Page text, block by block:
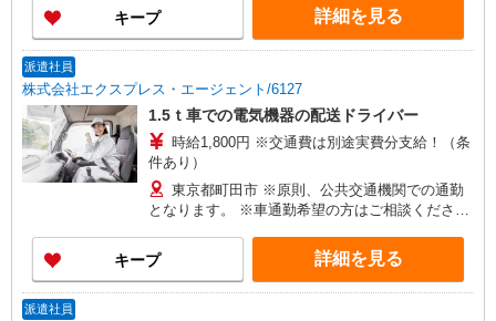
キープ 詳細を見る
派遣社員
株式会社エクスプレス・エージェント/6127
1.5ｔ車での電気機器の配送ドライバー
時給1,800円 ※交通費は別途実費分支給！（条
件あり）
東京都町田市 ※原則、公共交通機関での通勤
となります。 ※車通勤希望の方はご相談くださ
線「つくし野駅」徒歩15分
キープ 詳細を見る
派遣社員